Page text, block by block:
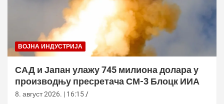
ВОЈНА ИНДУСТРИЈА
САД и Јапан улажу 745 милиона долара у
производњу пресретача СМ-3 Блоцк ИИА
8. август 2026. | 16:15